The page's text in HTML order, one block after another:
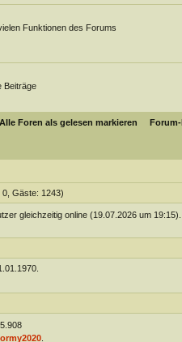
Funktionen des Forums
Beiträge
Alle Foren als gelesen markieren
Gäste: 1243)
gleichzeitig online (19.07.2026 um 19:15).
.